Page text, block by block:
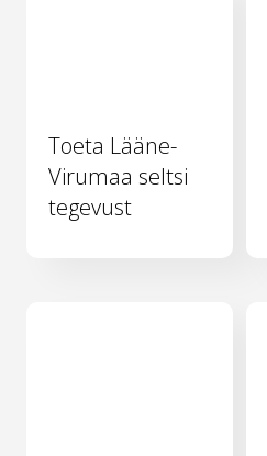
Toeta Lääne-
Virumaa seltsi
tegevust